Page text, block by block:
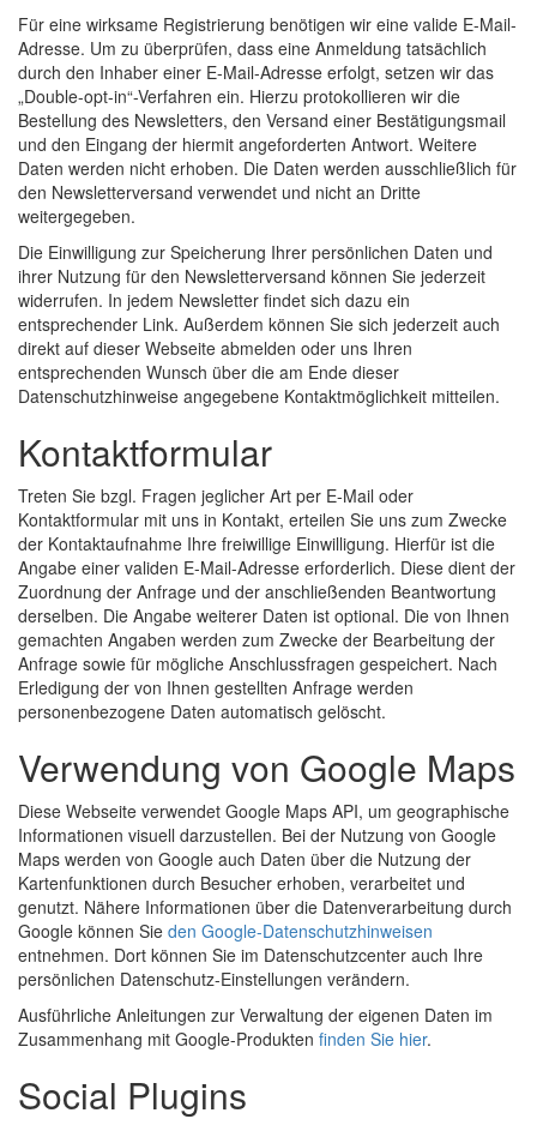
Für eine wirksame Registrierung benötigen wir eine valide E-Mail-
Adresse. Um zu überprüfen, dass eine Anmeldung tatsächlich
durch den Inhaber einer E-Mail-Adresse erfolgt, setzen wir das
„Double-opt-in“-Verfahren ein. Hierzu protokollieren wir die
Bestellung des Newsletters, den Versand einer Bestätigungsmail
und den Eingang der hiermit angeforderten Antwort. Weitere
Daten werden nicht erhoben. Die Daten werden ausschließlich für
den Newsletterversand verwendet und nicht an Dritte
weitergegeben.
Die Einwilligung zur Speicherung Ihrer persönlichen Daten und
ihrer Nutzung für den Newsletterversand können Sie jederzeit
widerrufen. In jedem Newsletter findet sich dazu ein
entsprechender Link. Außerdem können Sie sich jederzeit auch
direkt auf dieser Webseite abmelden oder uns Ihren
entsprechenden Wunsch über die am Ende dieser
Datenschutzhinweise angegebene Kontaktmöglichkeit mitteilen.
Kontaktformular
Treten Sie bzgl. Fragen jeglicher Art per E-Mail oder
Kontaktformular mit uns in Kontakt, erteilen Sie uns zum Zwecke
der Kontaktaufnahme Ihre freiwillige Einwilligung. Hierfür ist die
Angabe einer validen E-Mail-Adresse erforderlich. Diese dient der
Zuordnung der Anfrage und der anschließenden Beantwortung
derselben. Die Angabe weiterer Daten ist optional. Die von Ihnen
gemachten Angaben werden zum Zwecke der Bearbeitung der
Anfrage sowie für mögliche Anschlussfragen gespeichert. Nach
Erledigung der von Ihnen gestellten Anfrage werden
personenbezogene Daten automatisch gelöscht.
Verwendung von Google Maps
Diese Webseite verwendet Google Maps API, um geographische
Informationen visuell darzustellen. Bei der Nutzung von Google
Maps werden von Google auch Daten über die Nutzung der
Kartenfunktionen durch Besucher erhoben, verarbeitet und
genutzt. Nähere Informationen über die Datenverarbeitung durch
Google können Sie den Google-Datenschutzhinweisen
entnehmen. Dort können Sie im Datenschutzcenter auch Ihre
persönlichen Datenschutz-Einstellungen verändern.
Ausführliche Anleitungen zur Verwaltung der eigenen Daten im
Zusammenhang mit Google-Produkten finden Sie hier.
Social Plugins